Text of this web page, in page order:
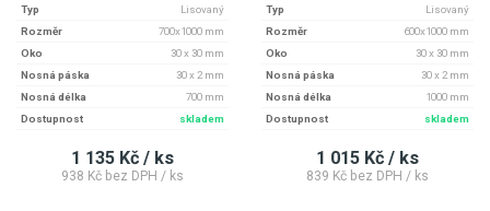
Typ
Lisovaný
Rozměr
700x1000 mm
Oko
30 x 30 mm
Nosná páska
30 x 2 mm
Nosná délka
700 mm
Dostupnost
skladem
1 135 Kč / ks
938 Kč bez DPH / ks
Typ
Lisovaný
Rozměr
600x1000 mm
Oko
30 x 30 mm
Nosná páska
30 x 2 mm
Nosná délka
1000 mm
Dostupnost
skladem
1 015 Kč / ks
839 Kč bez DPH / ks